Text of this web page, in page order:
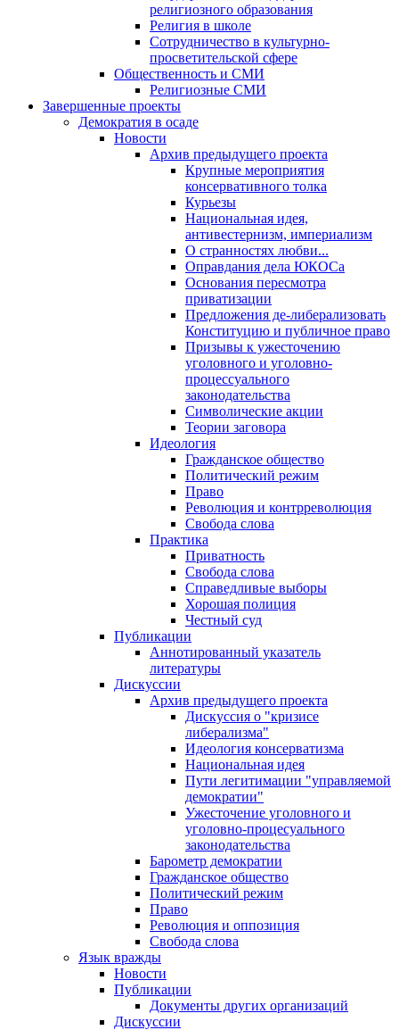
религиозного образования
Религия в школе
Сотрудничество в культурно-
просветительской сфере
Общественность и СМИ
Религиозные СМИ
Завершенные проекты
Демократия в осаде
Новости
Архив предыдущего проекта
Крупные мероприятия
консервативного толка
Курьезы
Национальная идея,
антивестернизм, империализм
О странностях любви...
Оправдания дела ЮКОСа
Основания пересмотра
приватизации
Предложения де-либерализовать
Конституцию и публичное право
Призывы к ужесточению
уголовного и уголовно-
процессуального
законодательства
Символические акции
Теории заговора
Идеология
Гражданское общество
Политический режим
Право
Революция и контрреволюция
Свобода слова
Практика
Приватность
Свобода слова
Справедливые выборы
Хорошая полиция
Честный суд
Публикации
Аннотированный указатель
литературы
Дискуссии
Архив предыдущего проекта
Дискуссия о "кризисе
либерализма"
Идеология консерватизма
Национальная идея
Пути легитимации "управляемой
демократии"
Ужесточение уголовного и
уголовно-процесуального
законодательства
Барометр демократии
Гражданское общество
Политический режим
Право
Революция и оппозиция
Свобода слова
Язык вражды
Новости
Публикации
Документы других организаций
Дискуссии